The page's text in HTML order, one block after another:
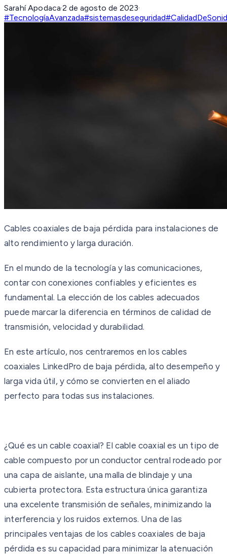
Sarahí Apodaca·2 de agosto de 2023·
#TecnologíaAvanzada#sistemasdeseguridad
Cables coaxiales de baja pérdida para instalaciones de
alto rendimiento y larga duración.
En el mundo de la tecnología y las comunicaciones,
contar con conexiones confiables y eficientes es
fundamental. La elección de los cables adecuados
puede marcar la diferencia en términos de calidad de
transmisión, velocidad y durabilidad.
En este artículo, nos centraremos en los cables
coaxiales LinkedPro de baja pérdida, alto desempeño y
larga vida útil, y cómo se convierten en el aliado
perfecto para todas sus instalaciones.
¿Qué es un cable coaxial? El cable coaxial es un tipo de
cable compuesto por un conductor central rodeado por
una capa de aislante, una malla de blindaje y una
cubierta protectora. Esta estructura única garantiza
una excelente transmisión de señales, minimizando la
interferencia y los ruidos externos. Una de las
principales ventajas de los cables coaxiales de baja
pérdida es su capacidad para minimizar la atenuación